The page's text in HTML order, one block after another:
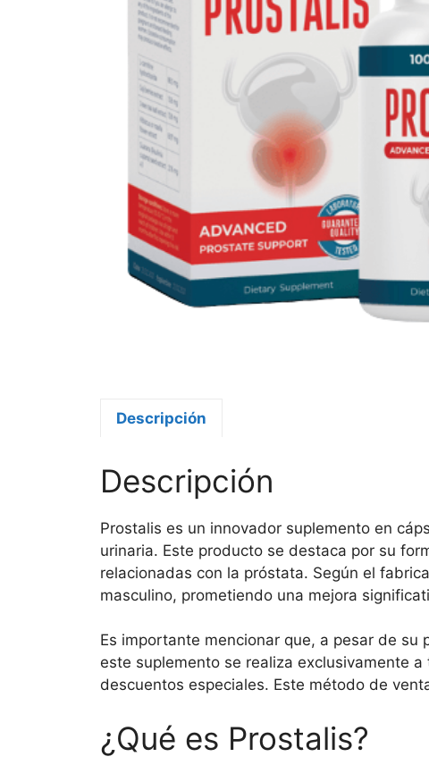
Descripción
Descripción
Prostalis es un innovador suplemento en
urinaria. Este producto se destaca por su
relacionadas con la próstata. Según el
masculino, prometiendo una mejora
Es importante mencionar que, a pesar de
este suplemento se realiza exclusivamente
descuentos especiales. Este método de
¿Qué es Prostalis?